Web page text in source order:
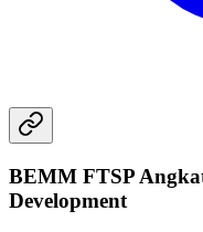
BEMM FTSP
Development